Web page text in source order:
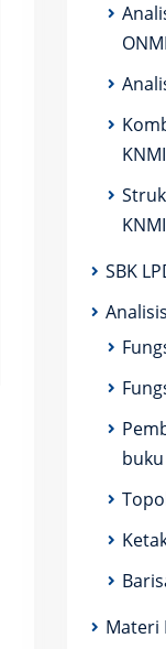
SBK
Materi